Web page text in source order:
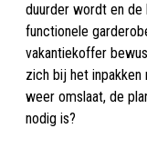
duurder wordt en
functionele
vakantiekoffer
zich bij het
weer omslaat, de
nodig is?